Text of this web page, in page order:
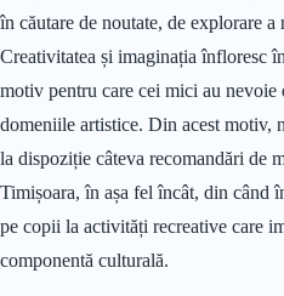
în căutare de noutate, de explorare a
Creativitatea și imaginația înfloresc
motiv pentru care cei mici au nevoie
domeniile artistice. Din acest motiv,
la dispoziție câteva recomandări de
Timișoara, în așa fel încât, din când
pe copii la activități recreative care
componentă culturală.